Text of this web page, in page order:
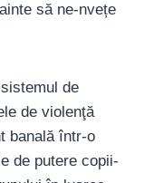
să ne-nvețe
de
de violenţă
banală într-o
de putere copii-